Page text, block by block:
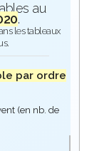
au
.
les tableaux
par ordre
(en nb. de